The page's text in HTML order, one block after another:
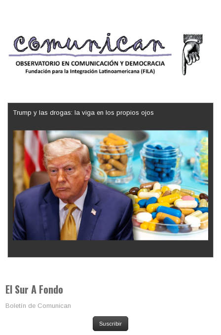
Trump y las drogas: la viga en los propios ojos
El Sur A Fondo
Boletín de Comunican
Suscribir